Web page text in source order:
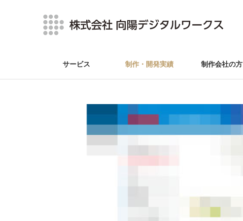
サービス 制作・開発実績 制作会社の方